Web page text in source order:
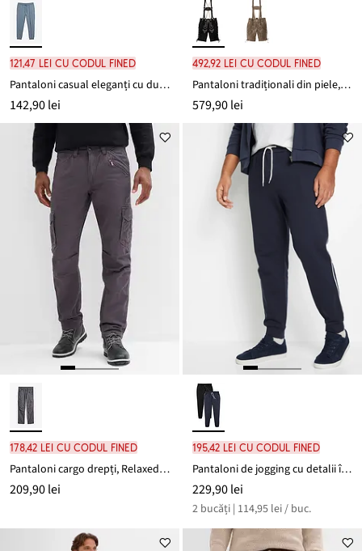
121,47 lei cu codul FINED
Pantaloni casual eleganți cu dungă, din amestec moale de bumbac
142,90 lei
492,92 lei cu codul FINED
Pantaloni tradiționali din piele, Regular Fit
579,90 lei
178,42 lei cu codul FINED
Pantaloni cargo drepți, Relaxed Fit
209,90 lei
195,42 lei cu codul FINED
Pantaloni de jogging cu detalii în contrast (set/2 buc.)
229,90 lei
2 bucăți | 114,95 lei / buc.